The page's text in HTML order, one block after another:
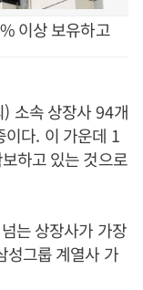
이상 보유하고
) 소속 상장사94개
이다. 이 가운데 1
하고 있는 것으로
는 상장사가 가장
성그룹 계열사 가